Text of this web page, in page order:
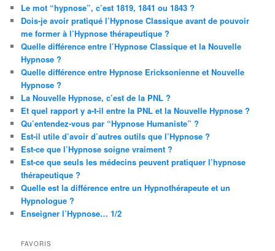
Le mot “hypnose”, c’est 1819, 1841 ou 1843 ?
Dois-je avoir pratiqué l’Hypnose Classique avant de pouvoir
me former à l’Hypnose thérapeutique ?
Quelle différence entre l’Hypnose Classique et la Nouvelle
Hypnose ?
Quelle différence entre Hypnose Ericksonienne et Nouvelle
Hypnose ?
La Nouvelle Hypnose, c’est de la PNL ?
Et quel rapport y a-t-il entre la PNL et la Nouvelle Hypnose ?
Qu’entendez-vous par “Hypnose Humaniste” ?
Est-il utile d’avoir d’autres outils que l’Hypnose ?
Est-ce que l’Hypnose soigne vraiment ?
Est-ce que seuls les médecins peuvent pratiquer l’hypnose
thérapeutique ?
Quelle est la différence entre un Hypnothérapeute et un
Hypnologue ?
Enseigner l’Hypnose… 1/2
FAVORIS